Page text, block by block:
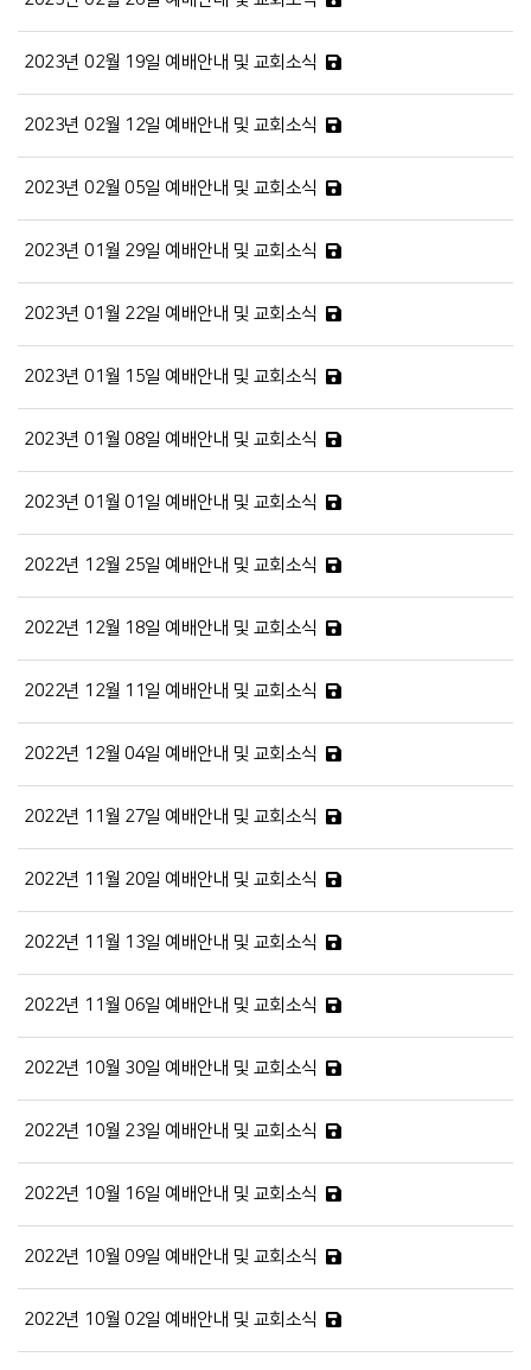
2023년 02월 19일 예배안내 및 교회소식
2023년 02월 12일 예배안내 및 교회소식
2023년 02월 05일 예배안내 및 교회소식
2023년 01월 29일 예배안내 및 교회소식
2023년 01월 22일 예배안내 및 교회소식
2023년 01월 15일 예배안내 및 교회소식
2023년 01월 08일 예배안내 및 교회소식
2023년 01월 01일 예배안내 및 교회소식
2022년 12월 25일 예배안내 및 교회소식
2022년 12월 18일 예배안내 및 교회소식
2022년 12월 11일 예배안내 및 교회소식
2022년 12월 04일 예배안내 및 교회소식
2022년 11월 27일 예배안내 및 교회소식
2022년 11월 20일 예배안내 및 교회소식
2022년 11월 13일 예배안내 및 교회소식
2022년 11월 06일 예배안내 및 교회소식
2022년 10월 30일 예배안내 및 교회소식
2022년 10월 23일 예배안내 및 교회소식
2022년 10월 16일 예배안내 및 교회소식
2022년 10월 09일 예배안내 및 교회소식
2022년 10월 02일 예배안내 및 교회소식